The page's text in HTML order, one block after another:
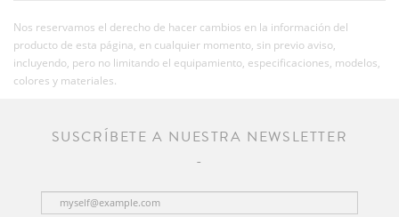
Nos reservamos el derecho de hacer cambios en la información del
producto de esta página, en cualquier momento, sin previo aviso,
incluyendo, pero no limitando el equipamiento, especificaciones, modelos,
colores y materiales.
SUSCRÍBETE A NUESTRA NEWSLETTER